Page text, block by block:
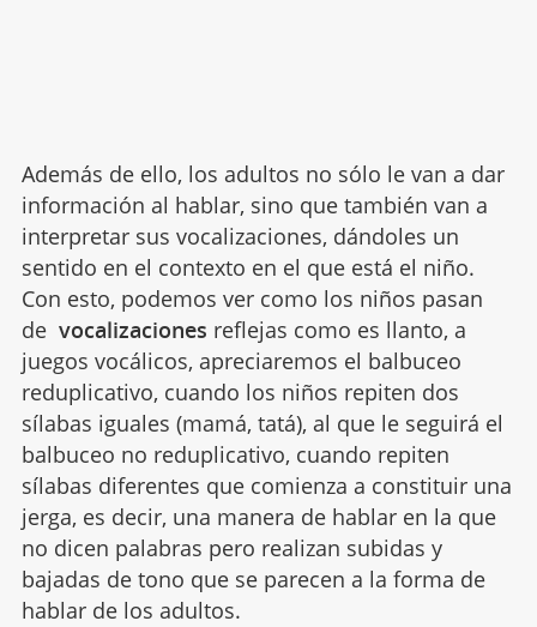
Además de ello, los adultos no sólo le van a dar
información al hablar, sino que también van a
interpretar sus vocalizaciones, dándoles un
sentido en el contexto en el que está el niño.
Con esto, podemos ver como los niños pasan
de vocalizaciones reflejas como es llanto, a
juegos vocálicos, apreciaremos el balbuceo
reduplicativo, cuando los niños repiten dos
sílabas iguales (mamá, tatá), al que le seguirá el
balbuceo no reduplicativo, cuando repiten
sílabas diferentes que comienza a constituir una
jerga, es decir, una manera de hablar en la que
no dicen palabras pero realizan subidas y
bajadas de tono que se parecen a la forma de
hablar de los adultos.